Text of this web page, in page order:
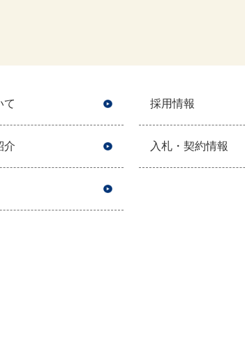
て
介
採用情報
入札・契約情報